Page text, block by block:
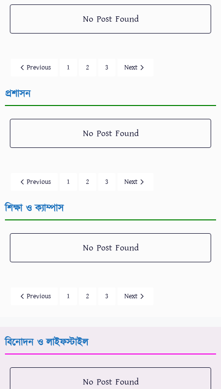
No Post Found
Previous 1 2 3 Next
প্রশাসন
No Post Found
Previous 1 2 3 Next
শিক্ষা ও ক্যাম্পাস
No Post Found
Previous 1 2 3 Next
বিনোদন ও লাইফস্টাইল
No Post Found